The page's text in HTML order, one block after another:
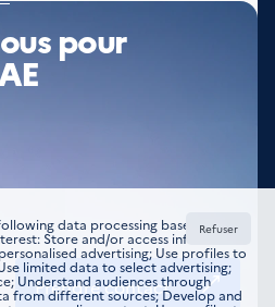
pour
Prendre contact
data processing based on your
Store and/or access information
advertising; Use profiles to
limited data to select advertising;
Understand audiences through
from different sources; Develop and
Refuser